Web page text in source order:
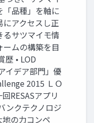
「品種」を軸に
アクセスし正
るサツマイモ情
ムの構築を目
• LOD
イデア部門」優
2015 ＬＯ
RESASアプリ
ンクテクノロジ
地の力コンペ